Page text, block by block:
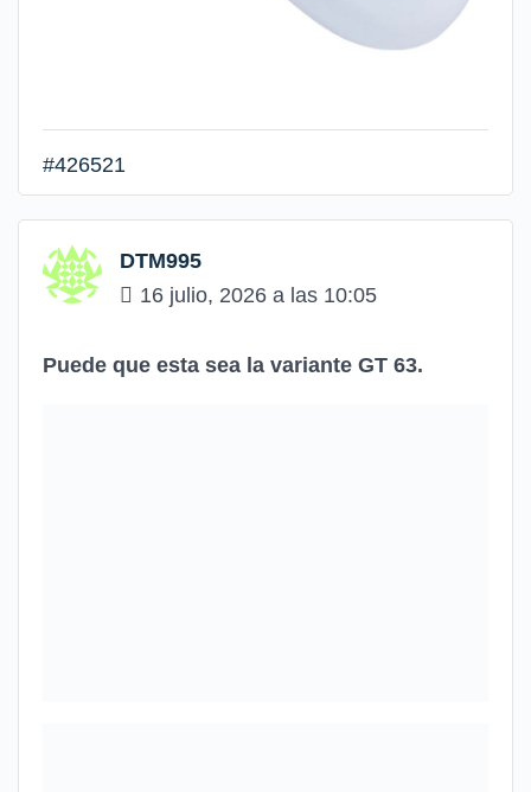
#426521
DTM995
16 julio, 2026 a las 10:05
Puede que esta sea la variante GT 63.